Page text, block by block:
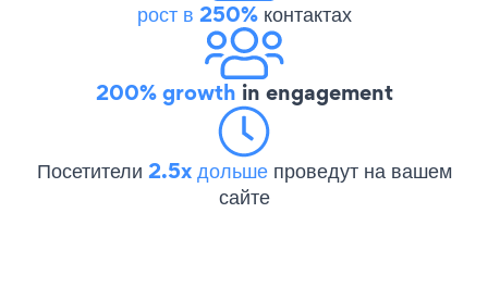
рост в 250%контактах
200% growth in engagement
Посетители 2.5x дольше проведут на вашем
сайте